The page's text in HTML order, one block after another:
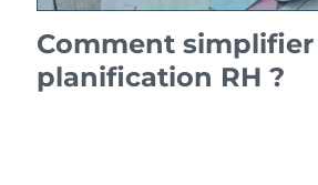
Comment simplifier
planification RH ?